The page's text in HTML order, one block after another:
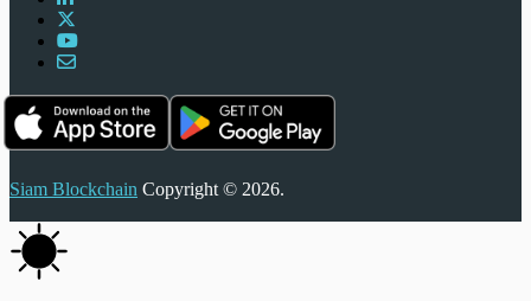
Siam Blockchain Copyright © 2026.